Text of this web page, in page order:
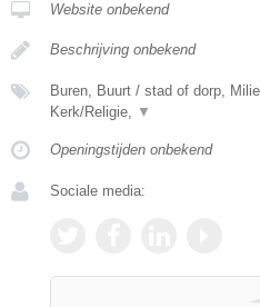
Website onbekend
Beschrijving onbekend
Buren, Buurt / stad of dorp,
Kerk/Religie, ▼
Openingstijden onbekend
Sociale media: